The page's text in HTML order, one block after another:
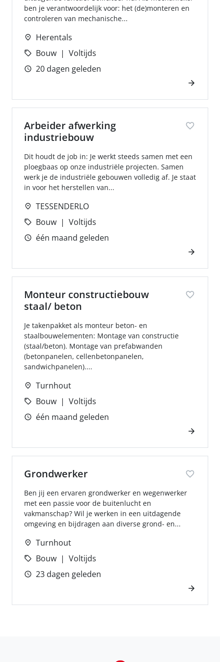
ben je verantwoordelijk voor: het (de)monteren en
controleren van mechanische...
Herentals
Bouw
Voltijds
20 dagen geleden
Arbeider afwerking
industriebouw
Dit houdt de job in: Je werkt steeds samen met een
ploegbaas op onze industriële projecten. Samen
werk je de industriële gebouwen volledig af. Je staat
in voor het herstellen van...
TESSENDERLO
Bouw
Voltijds
één maand geleden
Monteur constructiebouw
staal/ beton
Je takenpakket als monteur beton- en
staalbouwelementen: Montage van constructie
(staal/beton). Montage van prefabwanden
(betonpanelen, cellenbetonpanelen,
sandwichpanelen)....
Turnhout
Bouw
Voltijds
één maand geleden
Grondwerker
Ben jij een ervaren grondwerker en wegenwerker
met een passie voor de buitenlucht en
vakmanschap? Wil je werken in een uitdagende
omgeving en bijdragen aan diverse grond- en...
Turnhout
Bouw
Voltijds
23 dagen geleden